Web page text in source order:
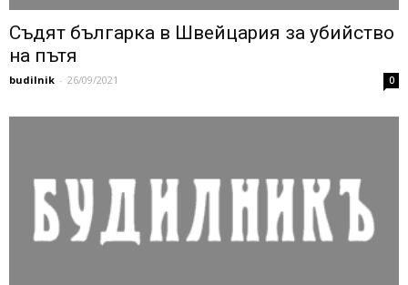
Съдят българка в Швейцария за убийство
на пътя
budilnik - 26/09/2021 0